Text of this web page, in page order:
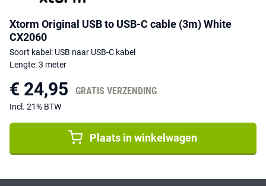
Xtorm Original USB to USB-C cable (3m) White
CX2060
Soort kabel: USB naar USB-C kabel
Lengte: 3 meter
€ 24,95 GRATIS VERZENDING
Incl. 21% BTW
Plaats in winkelwagen